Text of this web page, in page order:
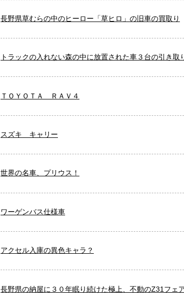
長野県草むらの中のヒーロー「草ヒロ」の旧車の買取り
トラックの入れない森の中に放置された車３台の引き取
ＴＯＹＯＴＡ ＲＡＶ４
スズキ キャリー
世界の名車、プリウス！
ワーゲンバス仕様車
アクセル入庫の異色キャラ？
長野県の納屋に３０年眠り続けた極上、不動のZ31フェ